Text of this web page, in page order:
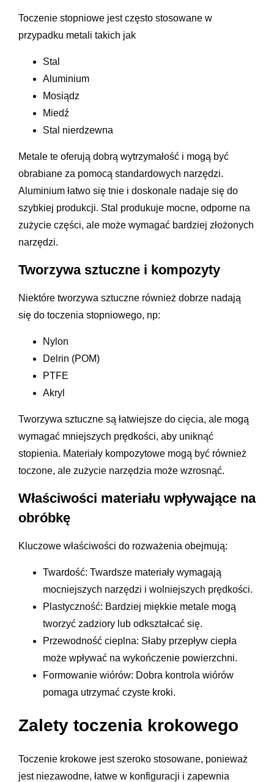
Toczenie stopniowe jest często stosowane w
przypadku metali takich jak
Stal
Aluminium
Mosiądz
Miedź
Stal nierdzewna
Metale te oferują dobrą wytrzymałość i mogą być
obrabiane za pomocą standardowych narzędzi.
Aluminium łatwo się tnie i doskonale nadaje się do
szybkiej produkcji. Stal produkuje mocne, odporne na
zużycie części, ale może wymagać bardziej złożonych
narzędzi.
Tworzywa sztuczne i kompozyty
Niektóre tworzywa sztuczne również dobrze nadają
się do toczenia stopniowego, np:
Nylon
Delrin (POM)
PTFE
Akryl
Tworzywa sztuczne są łatwiejsze do cięcia, ale mogą
wymagać mniejszych prędkości, aby uniknąć
stopienia. Materiały kompozytowe mogą być również
toczone, ale zużycie narzędzia może wzrosnąć.
Właściwości materiału wpływające na
obróbkę
Kluczowe właściwości do rozważenia obejmują:
Twardość: Twardsze materiały wymagają
mocniejszych narzędzi i wolniejszych prędkości.
Plastyczność: Bardziej miękkie metale mogą
tworzyć zadziory lub odkształcać się.
Przewodność cieplna: Słaby przepływ ciepła
może wpływać na wykończenie powierzchni.
Formowanie wiórów: Dobra kontrola wiórów
pomaga utrzymać czyste kroki.
Zalety toczenia krokowego
Toczenie krokowe jest szeroko stosowane, ponieważ
jest niezawodne, łatwe w konfiguracji i zapewnia